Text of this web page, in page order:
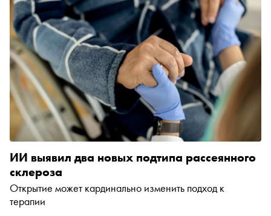
ИИ выявил два новых подтипа рассеянного
склероза
Открытие может кардинально изменить подход к
терапии